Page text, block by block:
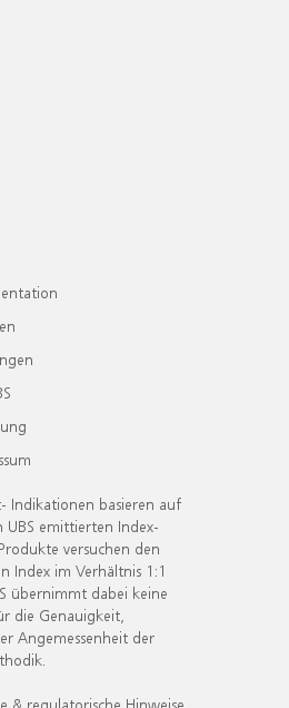
Indikationen basieren auf
emittierten Index-
versuchen den
Index im Verhältnis 1:1
übernimmt dabei keine
die Genauigkeit,
Angemessenheit der